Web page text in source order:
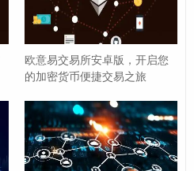
核心功能,在钱包页面，通常会
【交易记录】的入口。
交易类型（全部、充值、提
记录都包含了时间、金额、对
Tx ID）等关键信息。
欧意易交易所安卓版，开启您
的加密货币便捷交易之旅